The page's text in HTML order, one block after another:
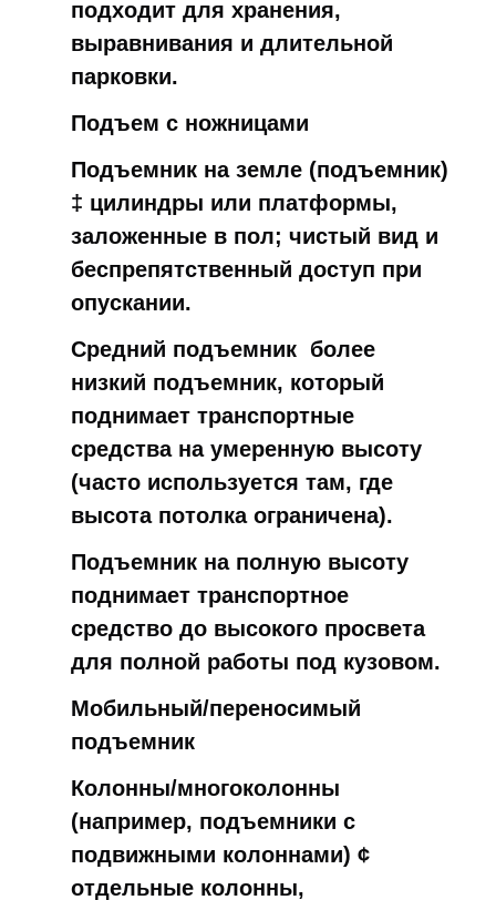
подходит для хранения,
выравнивания и длительной
парковки.
Подъем с ножницами
Подъемник на земле (подъемник)
‡ цилиндры или платформы,
заложенные в пол; чистый вид и
беспрепятственный доступ при
опускании.
Средний подъемник ️ более
низкий подъемник, который
поднимает транспортные
средства на умеренную высоту
(часто используется там, где
высота потолка ограничена).
Подъемник на полную высоту
поднимает транспортное
средство до высокого просвета
для полной работы под кузовом.
Мобильный/переносимый
подъемник
Колонны/многоколонны
(например, подъемники с
подвижными колоннами) ¢
отдельные колонны,